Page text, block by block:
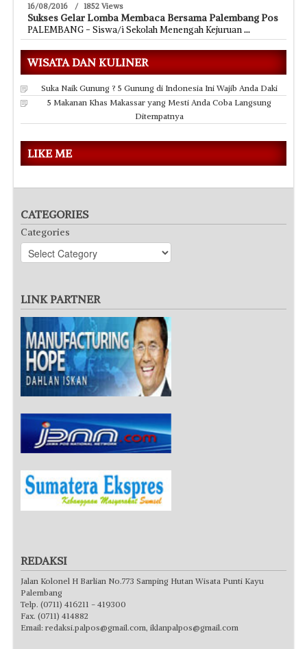
16/08/2016 / 1852 Views
Sukses Gelar Lomba Membaca Bersama Palembang Pos
PALEMBANG - Siswa/i Sekolah Menengah Kejuruan...
WISATA DAN KULINER
Suka Naik Gunung ? 5 Gunung di Indonesia Ini Wajib Anda Daki
5 Makanan Khas Makassar yang Mesti Anda Coba Langsung
Ditempatnya
LIKE ME
CATEGORIES
Categories
LINK PARTNER
REDAKSI
Jalan Kolonel H Barlian No.773 Samping Hutan Wisata Punti Kayu
Palembang
Telp. (0711) 416211 - 419300
Fax. (0711) 414882
Email: redaksi.palpos@gmail.com, iklanpalpos@gmail.com